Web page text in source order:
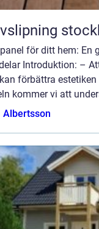
för ditt hem: En
Introduktion: –
förbättra
kommer vi att
Albertsson